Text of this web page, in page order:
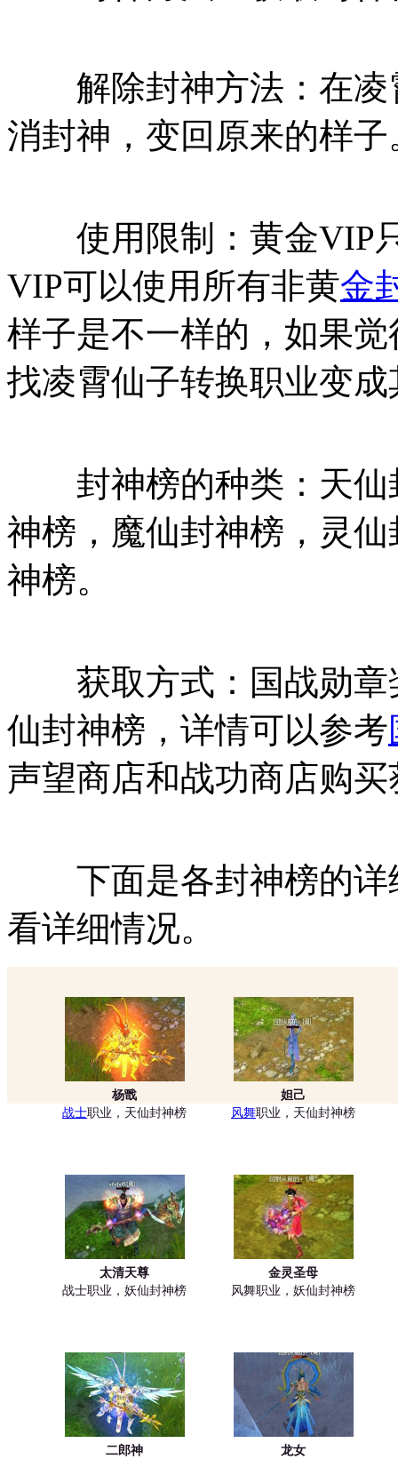
解除封神方法：在凌
消封神，变回原来的样子
使用限制：黄金VIP只
VIP可以使用所有非黄金
样子是不一样的，如果
找凌霄仙子转换职业变
封神榜的种类：天仙
神榜，魔仙封神榜，灵
神榜。
获取方式：国战勋章
仙封神榜，详情可以参考
声望商店和战功商店购买
下面是各封神榜的详
看详细情况。
杨戬
战士职业，天仙封神榜
妲己
风舞职业，天仙封神榜
太清天尊
战士职业，妖仙封神榜
金灵圣母
风舞职业，妖仙封神榜
二郎神
龙女